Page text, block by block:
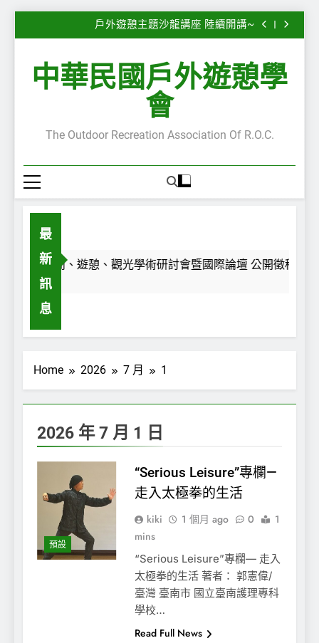
to
子
2026第28屆休閒、遊憩、觀光學術研討會暨國際
論壇 公開徵稿中~
戶外遊憩主題沙龍講座 陸續開講~
“Serious Leisure”專欄—嚴肅休閒的嚴肅性與不嚴
子
2026第28屆休閒、遊憩、觀光學術研討會暨國際
論壇 公開徵稿中~
戶外遊憩主題沙龍講座 陸續開講~
“Serious Leisure”專欄—嚴肅休閒的嚴肅性與不嚴
肅性—自我認同之旅
“Serious Leisure”專欄— 每一段路，都是一面鏡
中華民國戶外遊憩學
會
The Outdoor Recreation Association Of R.O.C.
最
新
訊
息
2026第28屆休閒、遊憩、觀光學術研討會暨國際論壇 公開徵稿中~
Home 2026 7 月 1
2026 年 7 月 1 日
預設
“Serious Leisure”專欄—
走入太極拳的生活
kiki 1 個月 ago 0
1
mins
“Serious Leisure”專欄— 走入
太極拳的生活 著者： 郭憲偉/
臺灣 臺南市 國立臺南護理專科
學校…
Read Full News